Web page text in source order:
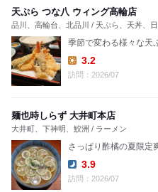
天ぷら つな八 ウィング高輪店
品川、高輪台、北品川 / 天ぷら、天丼、
季節で変わる様々な天
Lunch:
3.2
訪問：2026/07
麺也時しらず 大井町本店
大井町、下神明、鮫洲 / ラーメン
さっぱり酢橘の夏限定
Dinner:
3.9
訪問：2026/07